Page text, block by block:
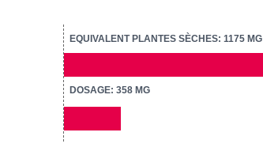
EQUIVALENT PLANTES SÈCHES: 1175 MG
DOSAGE: 358 MG